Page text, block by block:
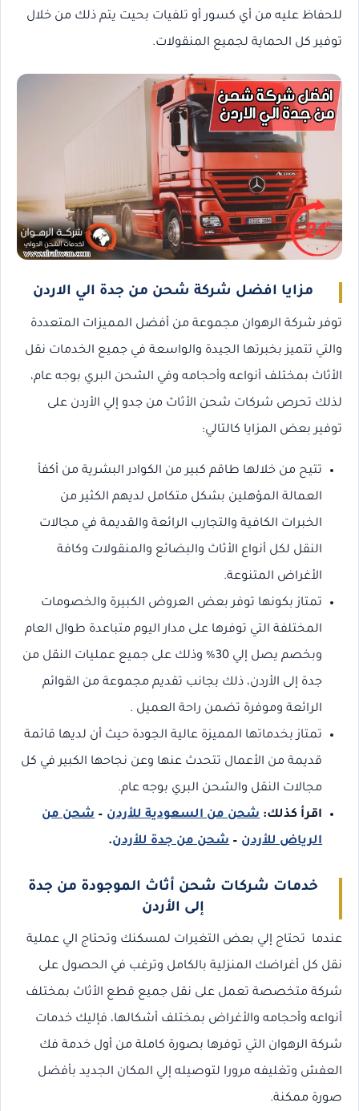
للحفاظ عليه من أي كسور أو تلفيات بحيت يتم ذلك من خلال
توفير كل الحماية لجميع المنقولات.
مزايا افضل شركة شحن من جدة الي الاردن
توفر شركة الرهوان مجموعة من أفضل المميزات المتعددة
والتي تتميز بخبرتها الجيدة والواسعة في جميع الخدمات نقل
الأثاث بمختلف أنواعه وأحجامه وفي الشحن البري بوجه عام،
لذلك تحرص شركات شحن الأثاث من جدو إلي الأردن على
توفير بعض المزايا كالتالي:
تتيح من خلالها طاقم كبير من الكوادر البشرية من أكفأ
العمالة المؤهلين بشكل متكامل لديهم الكثير من
الخبرات الكافية والتجارب الرائعة والقديمة في مجالات
النقل لكل أنواع الأثاث والبضائع والمنقولات وكافة
الأغراض المتنوعة.
تمتاز بكونها توفر بعض العروض الكبيرة والخصومات
المختلفة التي توفرها على مدار اليوم متباعدة طوال العام
وبخصم يصل إلي 30% وذلك على جميع عمليات النقل من
جدة إلى الأردن، ذلك بجانب تقديم مجموعة من القوائم
الرائعة وموفرة تضمن راحة العميل .
تمتاز بخدماتها المميزة عالية الجودة حيث أن لديها قائمة
قديمة من الأعمال تتحدث عنها وعن نجاحها الكبير في كل
مجالات النقل والشحن البري بوجه عام.
اقرأ كذلك:شحن من السعودية للأردن –شحن من
الرياض للأردن –شحن من جدة للأردن.
خدمات شركات شحن أثاث الموجودة من جدة
إلى الأردن
عندما تحتاج إلي بعض التغيرات لمسكنك وتحتاج الي عملية
نقل كل أغراضك المنزلية بالكامل وترغب في الحصول على
شركة متخصصة تعمل على نقل جميع قطع الأثاث بمختلف
أنواعه وأحجامه والأغراض بمختلف أشكالها، فإليك خدمات
شركة الرهوان التي توفرها بصورة كاملة من أول خدمة فك
العفش وتغليفه مرورا لتوصيله إلي المكان الجديد بأفضل
صورة ممكنة.